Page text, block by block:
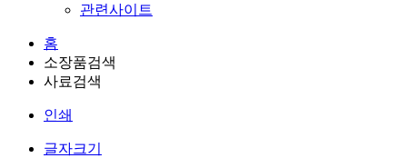
관련사이트
홈
소장품검색
사료검색
인쇄
글자크기